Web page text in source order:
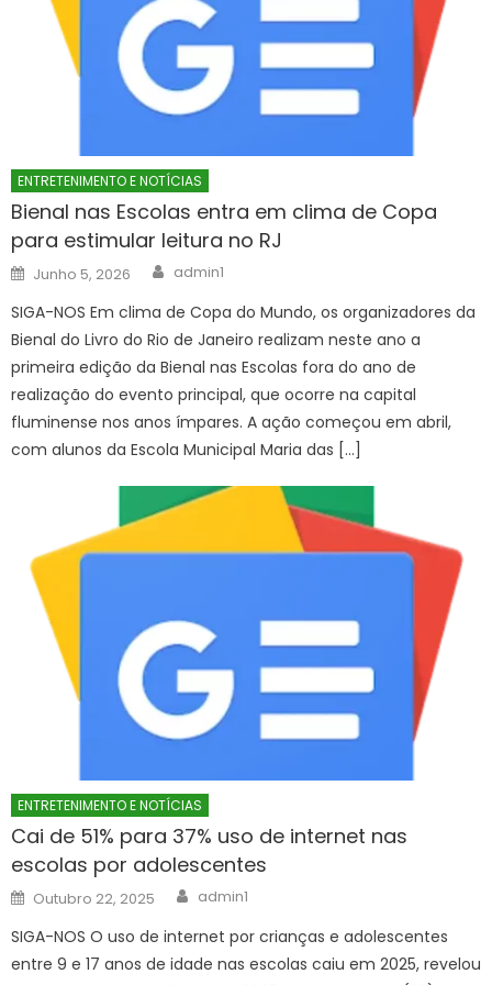
ENTRETENIMENTO E NOTÍCIAS
Bienal nas Escolas entra em clima de Copa
para estimular leitura no RJ
Posted
on
Junho 5, 2026 Author
admin1
SIGA-NOS Em clima de Copa do Mundo, os organizadores da
Bienal do Livro do Rio de Janeiro realizam neste ano a
primeira edição da Bienal nas Escolas fora do ano de
realização do evento principal, que ocorre na capital
fluminense nos anos ímpares. A ação começou em abril,
com alunos da Escola Municipal Maria das […]
ENTRETENIMENTO E NOTÍCIAS
Cai de 51% para 37% uso de internet nas
escolas por adolescentes
Posted
on
Outubro 22, 2025 Author
admin1
SIGA-NOS O uso de internet por crianças e adolescentes
entre 9 e 17 anos de idade nas escolas caiu em 2025, revelou